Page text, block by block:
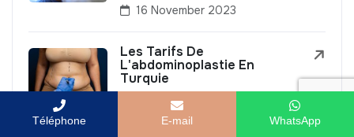
16 November 2023
Les Tarifs De
L'abdominoplastie En
Turquie
30 December 2023
Téléphone E-mail WhatsApp